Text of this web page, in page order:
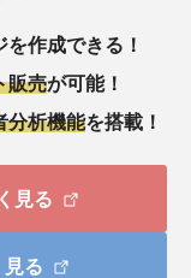
作成できる！
販売が可能！
分析機能を搭載！
見る
る